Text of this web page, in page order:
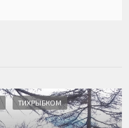
ТИХРЫБКОМ